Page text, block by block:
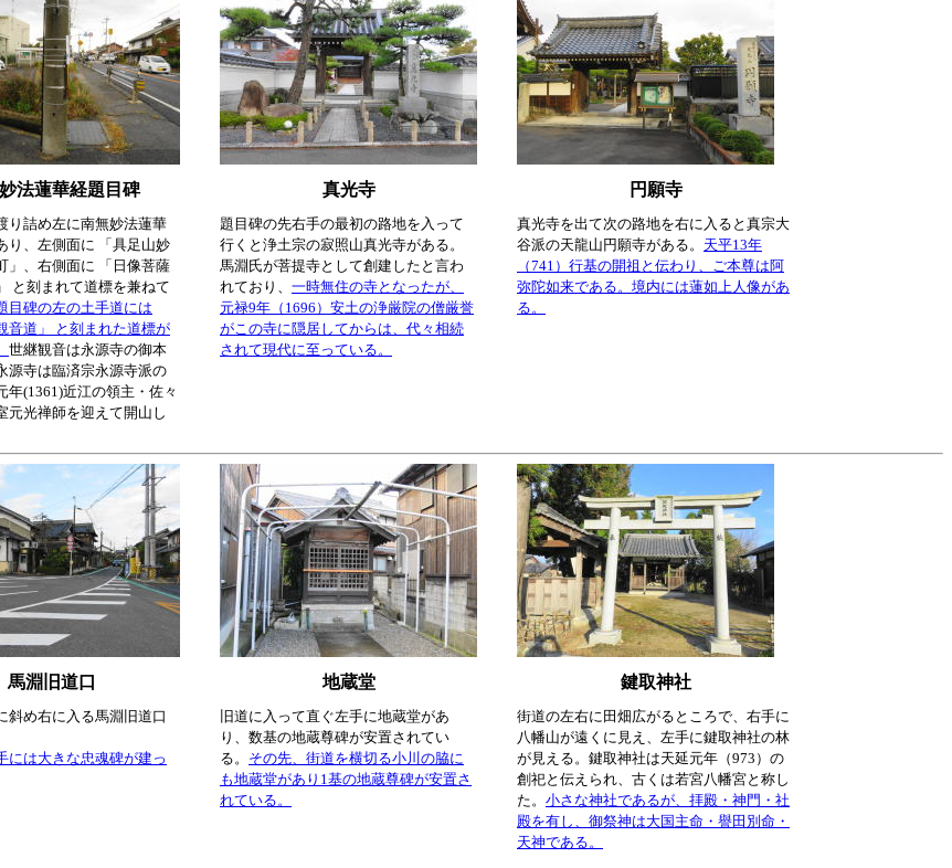
法蓮華経題目碑 真光寺 円願寺
り詰め左に南無妙法蓮華
り、左側面に 「具足山妙
」、右側面に 「日像菩薩
と刻まれて道標を兼ねて
目碑の左の土手道には
音道」 と刻まれた道標が
世継観音は永源寺の御本
源寺は臨済宗永源寺派の
年(1361)近江の領主・佐々
元光禅師を迎えて開山し
題目碑の先右手の最初の路地を入って
行くと浄土宗の寂照山真光寺がある。
馬淵氏が菩提寺として創建したと言わ
れており、 一時無住の寺となったが、
元禄9年（1696）安土の浄厳院の僧厳誉
がこの寺に隠居してからは、代々相続
されて現代に至っている。
真光寺を出て次の路地を右に入ると真宗大
谷派の天龍山円願寺がある。 天平13年
（741）行基の開祖と伝わり、ご本尊は阿
弥陀如来である。境内には蓮如上人像があ
る。
馬淵旧道口 地蔵堂 鍵取神社
斜め右に入る馬淵旧道口
には大きな忠魂碑が建っ
旧道に入って直ぐ左手に地蔵堂があ
り、数基の地蔵尊碑が安置されてい
る。 その先、街道を横切る小川の脇に
も地蔵堂があり1基の地蔵尊碑が安置さ
れている。
街道の左右に田畑広がるところで、右手に
八幡山が遠くに見え、左手に鍵取神社の林
が見える。鍵取神社は天延元年（973）の
創祀と伝えられ、古くは若宮八幡宮と称し
た。 小さな神社であるが、拝殿・神門・社
殿を有し、御祭神は大国主命・譽田別命・
天神である。